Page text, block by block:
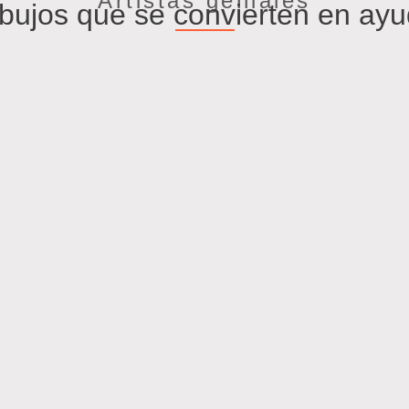
que se convierten en